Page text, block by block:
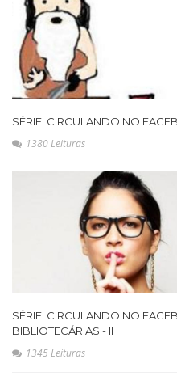
SÉRIE: CIRCULANDO NO
1380 Leituras
SÉRIE: CIRCULANDO NO
BIBLIOTECÁRIAS - II
1345 Leituras